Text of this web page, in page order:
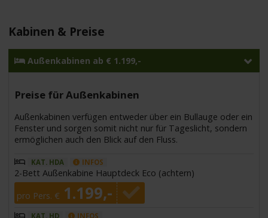
Kabinen & Preise
Außenkabinen ab € 1.199,-
Preise für Außenkabinen
Außenkabinen verfügen entweder über ein Bullauge oder ein
Fenster und sorgen somit nicht nur für Tageslicht, sondern
ermöglichen auch den Blick auf den Fluss.
KAT. HDA INFOS
2-Bett Außenkabine Hauptdeck Eco (achtern)
pro Pers. € 1.199,-
KAT. HD INFOS